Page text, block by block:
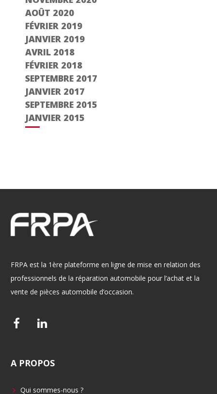
AOÛT 2020
FÉVRIER 2019
JANVIER 2019
AVRIL 2018
FÉVRIER 2018
SEPTEMBRE 2017
JANVIER 2017
SEPTEMBRE 2015
JANVIER 2015
FRPA est la 1ère plateforme en ligne de mise en relation des
professionnels de la réparation automobile pour l’achat et la
vente de pièces automobile d’occasion.
F
e
o
L
k
d
A PROPOS
Qui sommes-nous ?